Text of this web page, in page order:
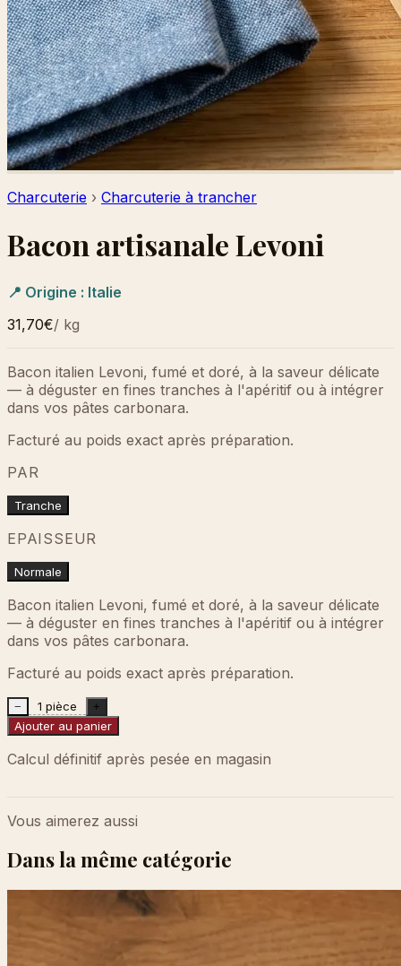
Charcuterie › Charcuterie à trancher
Bacon artisanale Levoni
📍 Origine : Italie
31,70€/ kg
Bacon italien Levoni, fumé et doré, à la saveur délicate
— à déguster en fines tranches à l'apéritif ou à intégrer
dans vos pâtes carbonara.
Facturé au poids exact après préparation.
PAR
Tranche
EPAISSEUR
Normale
Bacon italien Levoni, fumé et doré, à la saveur délicate
— à déguster en fines tranches à l'apéritif ou à intégrer
dans vos pâtes carbonara.
Facturé au poids exact après préparation.
− 1 pièce +
Ajouter au panier
Calcul définitif après pesée en magasin
Vous aimerez aussi
Dans la même catégorie